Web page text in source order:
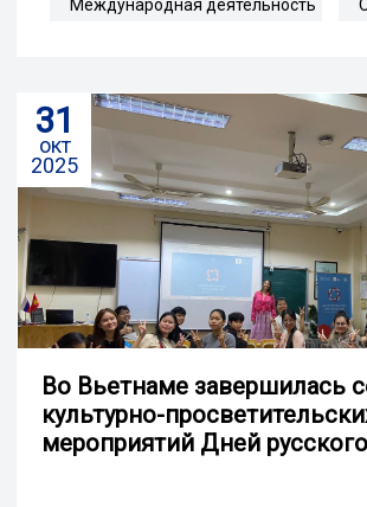
Международная деятельность
31
окт
2025
Во Вьетнаме завершилась
культурно-
мероприятий Дней